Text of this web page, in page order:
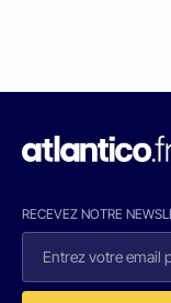
RECEVEZ NOTRE